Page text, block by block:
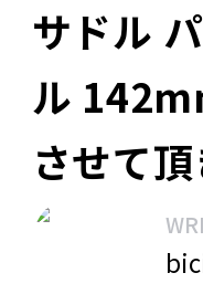
サドル
ル
させて